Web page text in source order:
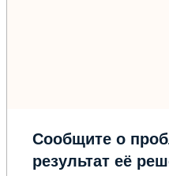
Сообщите о
результат её